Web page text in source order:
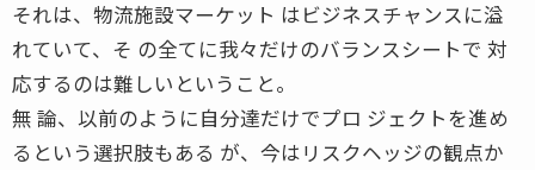
それは、物流施設マーケット はビジネスチャンスに溢
れていて、そ の全てに我々だけのバランスシートで 対
応するのは難しいということ。
無 論、以前のように自分達だけでプロ ジェクトを進め
るという選択肢もある が、今はリスクヘッジの観点か